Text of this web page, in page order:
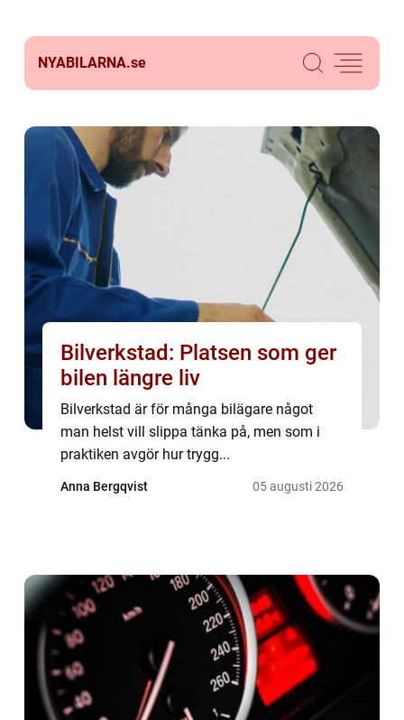
NYABILARNA.se
Bilverkstad: Platsen som ger
bilen längre liv
Bilverkstad är för många bilägare något
man helst vill slippa tänka på, men som i
praktiken avgör hur trygg...
Anna Bergqvist 05 augusti 2026